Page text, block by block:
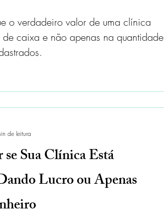
o verdadeiro valor de uma clínica
caixa e não apenas na quantidade
Sua Clínica Está
Lucro ou Apenas
de leitura